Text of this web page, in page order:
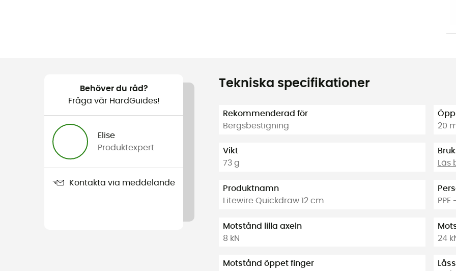
Behöver du råd?
Fråga vår HardGuides!
Elise
Produktexpert
Kontakta via meddelande
Tekniska specifikationer
Rekommenderad för
Bergsbestigning
Vikt
73 g
Produktnamn
Litewire Quickdraw 12 cm
Motstånd lilla axeln
8 kN
Motstånd öppet finger
20
Läs
24